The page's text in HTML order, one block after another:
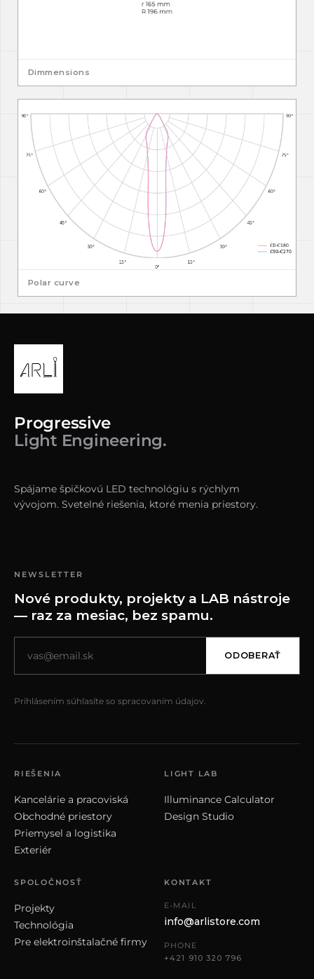
Dimmensions
Polar curve
Progressive
Light Engineering.
Spájame špičkovú LED technológiu s rýchlym
vývojom. Svetelné riešenia, ktoré menia priestory.
NEWSLETTER
Nové produkty, projekty a LAB nástroje
— raz za mesiac, bez spamu.
ODOBERAŤ
Prihlásením súhlasíte so spracovaním údajov.
RIEŠENIA
Kancelárie a pracoviská
Obchodné priestory
Priemysel a logistika
Exteriér
LIGHT LAB
Illuminance Calculator
Design Studio
SPOLOČNOSŤ
Projekty
Technológia
Pre elektroinštalačné firmy
KONTAKT
E-MAIL
info@arlistore.com
PHONE
+421 910 320 796